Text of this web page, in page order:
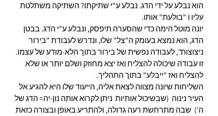
הוא נבלע על ידי הדג. נבלע ע"י שתיקתו? השתיקה משתלטת
עליו ו "בולעת" אותו.
יונה מוטל הימה כדי שהסערה תיפסק, ונבלע ע"י הדג. בבטן
הדג, הוא נמצא בעומק ה"צל" שלו, ונדרש לעבודת "בירור
ניצוצות", לעבודה נפשית של בירור בתוך הלא-מודע של עצמו.
זו עבודה שיכולה להצליח ואז יצא מחוזק ושלם יותר או שלא
להצליח ואז "ייבלע" בתוך התהליך.
השליחות שיונה מצווה לצאת אליה, הייעוד שלו היא להגיע אל
העיר נינוה (שבשיכול אותיות ניתן לקרוא אותה נון-יה= הדג של
ה') שבה מתרחשת רעה גדולה, ולהתריע באופן ובצורה כזאת